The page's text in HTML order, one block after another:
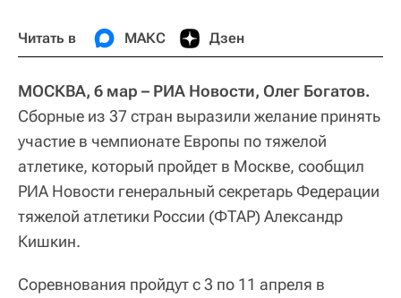
Читать в МАКС Дзен
МОСКВА, 6 мар – РИА Новости, Олег Богатов.
Сборные из 37 стран выразили желание принять
участие в чемпионате Европы по тяжелой
атлетике, который пройдет в Москве, сообщил
РИА Новости генеральный секретарь Федерации
тяжелой атлетики России (ФТАР) Александр
Кишкин.
Соревнования пройдут с 3 по 11 апреля в